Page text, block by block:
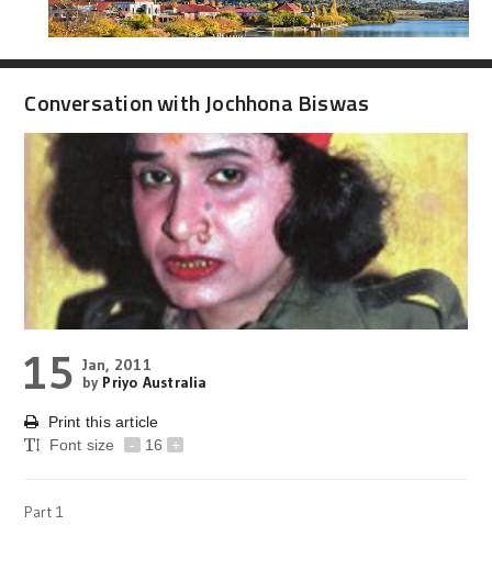
Conversation with Jochhona Biswas
15 Jan, 2011
by Priyo Australia
Print this article
Font size
- 16 +
Part 1